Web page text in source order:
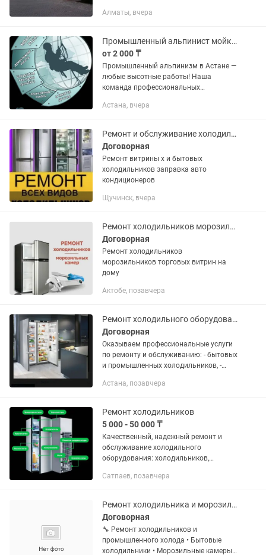
аппарата. - Мойка окон в квартирах -
Алматы, вчера
Промышленный альпинист мойка окон
от 2 000 ₸
Промышленный альпинизм в Астане —
любые высотные работы! Наша
команда профессиональных
сложности на высоте: — Мойка окон и
Астана, вчера
Ремонт и обслуживание холодильника
Договорная
Ремонт витрины х и бытовых
холодильников заправка авто
кондиционеров
Щучинск, вчера
Ремонт холодильников морозильных камер и витрин
Договорная
Ремонт холодильников
морозильников торговых витрин на
дому
Актобе, позавчера
Ремонт холодильного оборудования
Договорная
Оказываем профессиональные услуги
по ремонту и обслуживанию: - бытовых
и промышленных холодильников, -
для магазинов, Что мы предлагаем: -
Астана, позавчера
Ремонт холодильников
5 000 - 50 000 ₸
Качественный, надежный ремонт и
обслуживание холодильного
оборудования: холодильников,
камер, витринных холодильников.
камер. Заправка...
Сатпаев, позавчера
Ремонт холодильника и морозильных установок
Договорная
🔧 Ремонт холодильников и
промышленного холода • Бытовые
холодильники • Морозильные камеры